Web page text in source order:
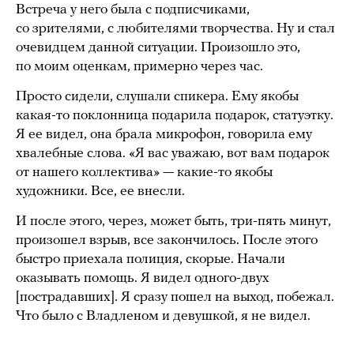
Встреча у него была с подписчиками,
со зрителями, с любителями творчества. Ну и стал
очевидцем данной ситуации. Произошло это,
по моим оценкам, примерно через час.
Просто сидели, слушали спикера. Ему якобы
какая-то поклонница подарила подарок, статуэтку.
Я ее видел, она брала микрофон, говорила ему
хвалебные слова. «Я вас уважаю, вот вам подарок
от нашего коллектива» — какие-то якобы
художники. Все, ее внесли.
И после этого, через, может быть, три-пять минут,
произошел взрыв, все закончилось. После этого
быстро приехала полиция, скорые. Начали
оказывать помощь. Я видел одного-двух
[пострадавших]. Я сразу пошел на выход, побежал.
Что было с Владленом и девушкой, я не видел.